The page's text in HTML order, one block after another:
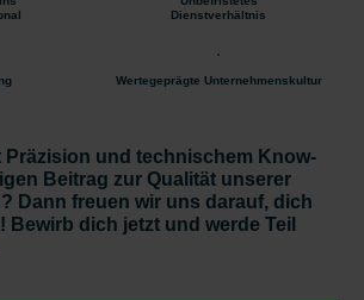
Dienstverhältnis
Wertegeprägte Unternehmenskultur
Präzision und technischem Know-
Beitrag zur Qualität unserer
Dann freuen wir uns darauf, dich
Bewirb dich jetzt und werde Teil